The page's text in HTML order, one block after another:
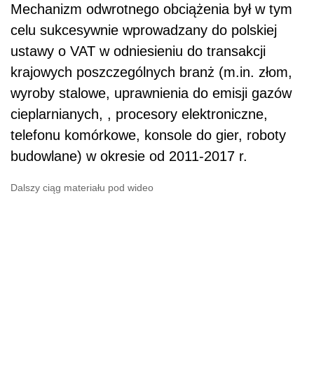
Mechanizm odwrotnego obciążenia był w tym
celu sukcesywnie wprowadzany do polskiej
ustawy o VAT w odniesieniu do transakcji
krajowych poszczególnych branż (m.in. złom,
wyroby stalowe, uprawnienia do emisji gazów
cieplarnianych, , procesory elektroniczne,
telefonu komórkowe, konsole do gier, roboty
budowlane) w okresie od 2011-2017 r.
Dalszy ciąg materiału pod wideo